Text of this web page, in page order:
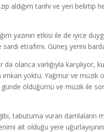
aldığım tarihi ve yeri belirtip
yazının etkisi ile de iyice
etrafımı. Güneş yerini
olanca varlığıyla karşılıyor,
yoktu. Yağmur ve müzik
öldüğümü ve müzik ile
tabutuma vuran damlaların
ait olduğu yere